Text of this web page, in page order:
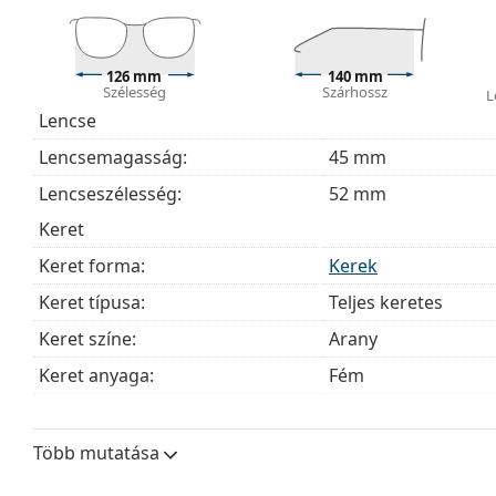
A mellékelt kendő ideális a szemüvegek
szövetzsák is tartozhat.
Fedezze fel a teljesszemüveg
kínálatot, hogy további
útmutatónkat, ha segítségre van szüksége a
Ez orvostechnikai eszköz. Használat előtt olvasd el a
126 mm
Szélesség
140 mm
Szárhossz
Lencse
Lencsemagasság:
45 mm
Lencseszélesség:
52 mm
Keret
Keret forma:
Kerek
Keret típusa:
Teljes keretes
Keret színe:
Arany
Keret anyaga:
Fém
Szélesség:
Több mutatása